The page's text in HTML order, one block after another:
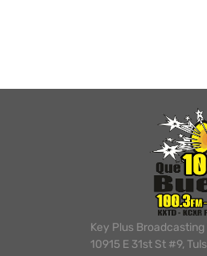
Key Plus Broadcasting
10915 E 31st St #9,